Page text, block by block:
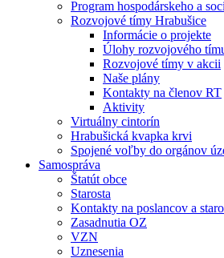
Program hospodárskeho a
Rozvojové tímy Hrabušice
Informácie o projekte
Úlohy rozvojového
Rozvojové tímy v akcii
Naše plány
Kontakty na členov RT
Aktivity
Virtuálny cintorín
Hrabušická kvapka krvi
Spojené voľby do orgánov
Samospráva
Štatút obce
Starosta
Kontakty na poslancov a
Zasadnutia OZ
VZN
Uznesenia